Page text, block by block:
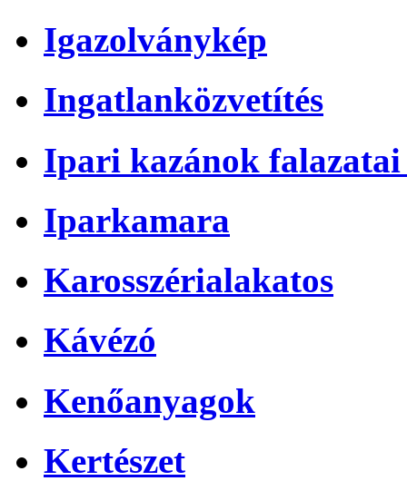
Igazolványkép
Ingatlanközvetítés
Ipari kazánok falazatai
Iparkamara
Karosszérialakatos
Kávézó
Kenőanyagok
Kertészet